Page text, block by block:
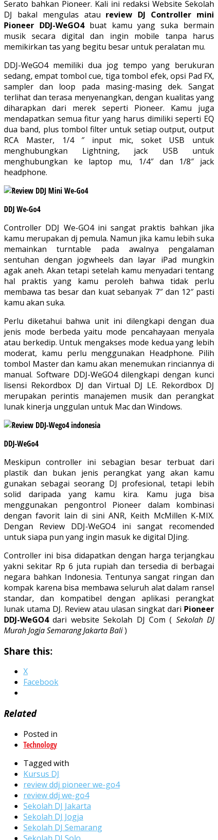
Serato bahkan Pioneer. Kali ini redaksi Website Sekolah
DJ bakal mengulas atau review DJ Controller mini
Pioneer DDJ-WeGO4buat kamu yang suka bermain
musik secara digital dan ingin mobile tanpa harus
memikirkan tas yang begitu besar untuk peralatan mu.
DDJ-WeGO4 memiliki dua jog tempo yang berukuran
sedang, empat tombol cue, tiga tombol efek, opsi Pad FX,
sampler dan loop pada masing-masing dek. Sangat
terlihat dan terasa menyenangkan, dengan kualitas yang
diharapkan dari merek seperti Pioneer. Kamu juga
mendapatkan semua fitur yang harus dimiliki seperti EQ
dua band, plus tombol filter untuk setiap output, output
RCA Master, 1/4 ″ input mic, soket USB untuk
menghubungkan Lightning, jack USB untuk
menghubungkan ke laptop mu, 1/4″ dan 1/8″ jack
headphone.
DDJ We-Go4
Controller DDJ We-GO4 ini sangat praktis bahkan jika
kamu merupakan dj pemula. Namun jika kamu lebih suka
memainkan turntable pada awalnya pengalaman
sentuhan dengan jogwheels dan layar iPad mungkin
agak aneh. Akan tetapi setelah kamu menyadari tentang
hal praktis yang kamu peroleh bahwa tidak perlu
membawa tas besar dan kuat sebanyak 7″ dan 12″ pasti
kamu akan suka.
Perlu diketahui bahwa unit ini dilengkapi dengan dua
jenis mode berbeda yaitu mode pencahayaan menyala
atau berkedip. Untuk mengakses mode kedua yang lebih
moderat, kamu perlu menggunakan Headphone. Pilih
tombol Master dan kamu akan menemukan rinciannya di
manual. Software DDJ-WeGO4 dilengkapi dengan kunci
lisensi Rekordbox DJ dan Virtual DJ LE. Rekordbox DJ
merupakan perintis manajemen musik dan perangkat
lunak kinerja unggulan untuk Mac dan Windows.
DDJ-WeGo4
Meskipun controller ini sebagian besar terbuat dari
plastik dan bukan jenis perangkat yang akan kamu
gunakan sebagai seorang DJ profesional, tetapi lebih
solid daripada yang kamu kira. Kamu juga bisa
menggunakan pengontrol Pioneer dalam kombinasi
dengan favorit lain di sini ANR, Keith McMillen K-MIX.
Dengan Review DDJ-WeGO4 ini sangat recomended
untuk siapa pun yang ingin masuk ke digital DJing.
Controller ini bisa didapatkan dengan harga terjangkau
yakni sekitar Rp 6 juta rupiah dan tersedia di berbagai
negara bahkan Indonesia. Tentunya sangat ringan dan
kompak karena bisa membawa seluruh alat dalam ransel
standar, dan kompatibel dengan aplikasi perangkat
lunak utama DJ. Review atau ulasan singkat dari Pioneer
DDJ-WeGO4dari website Sekolah DJ Com ( Sekolah DJ
Murah Jogja Semarang Jakarta Bali)
Share this:
X
Facebook
Related
Posted in
Technology
Tagged with
Kursus DJ
review ddj pioneer we-go4
review ddj we-go4
Sekolah DJ Jakarta
Sekolah DJ Jogja
Sekolah DJ Semarang